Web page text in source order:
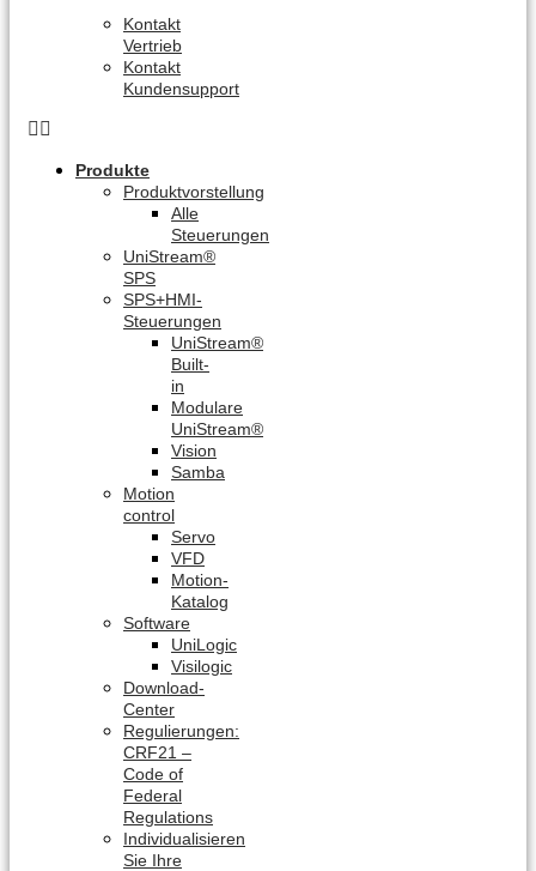
Kontakt
Vertrieb
Kontakt
Kundensupport
Produkte
Produktvorstellung
Alle
Steuerungen
UniStream®
SPS
SPS+HMI-
Steuerungen
UniStream®
Built-
in
Modulare
UniStream®
Vision
Samba
Motion
control
Servo
VFD
Motion-
Katalog
Software
UniLogic
Visilogic
Download-
Center
Regulierungen:
CRF21 –
Code of
Federal
Regulations
Individualisieren
Sie Ihre